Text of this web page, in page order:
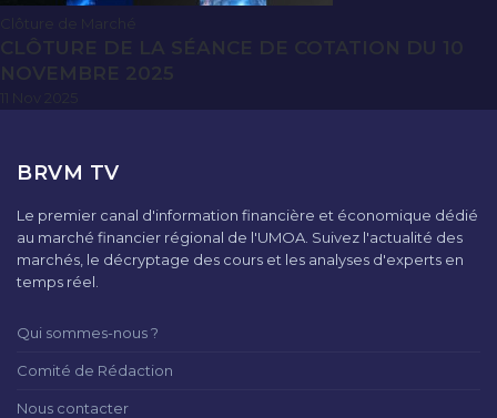
CLÔTURE DE LA SÉANCE DE COTATION DU 10
NOVEMBRE 2025
BRVM TV
Le premier canal d'information financière et économique dédié
au marché financier régional de l'UMOA. Suivez l'actualité des
marchés, le décryptage des cours et les analyses d'experts en
temps réel.
Qui sommes-nous ?
Comité de Rédaction
Nous contacter